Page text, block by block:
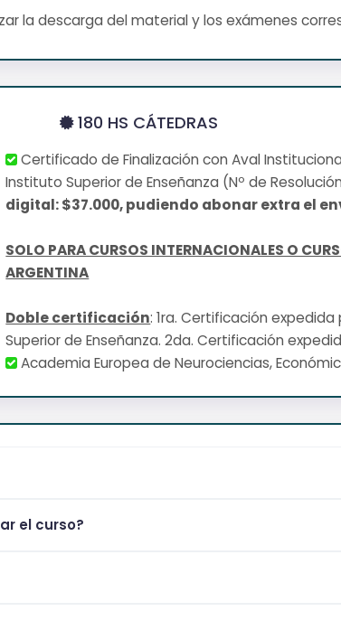
la descarga del material y los exámenes
180 HS CÁTEDRAS
Certificado de Finalización con Aval
Instituto Superior de Enseñanza (Nº de
digital: $37.000, pudiendo abonar extra el
SOLO PARA CURSOS INTERNACIONALES O
ARGENTINA
Doble certificación: 1ra. Certificación
Superior de Enseñanza. 2da. Certificación
Academia Europea de Neurociencias,
el curso?